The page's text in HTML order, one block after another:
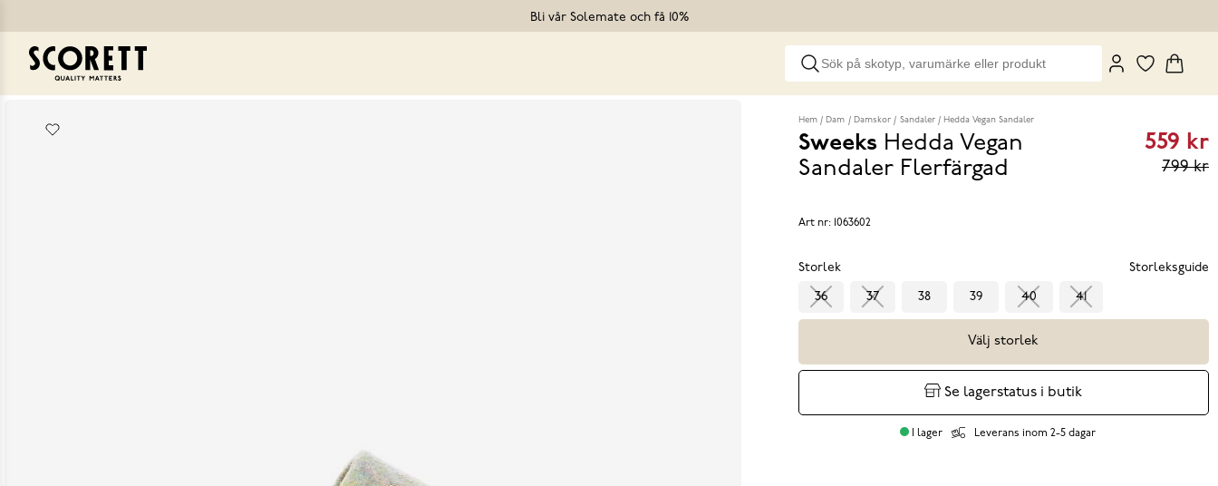
Bli vår Solemate och få 10%
Hem Dam Damskor Sandaler Hedda Vegan Sandaler
Sweeks Hedda Vegan
Sandaler Flerfärgad
Current
799 kr
559 kr
799 kr
Art nr: 1063602
Storlek Storleksguide
36 37 38 39 40 41
Välj storlek
Se lagerstatus i butik
I lager Leverans inom 2-5 dagar